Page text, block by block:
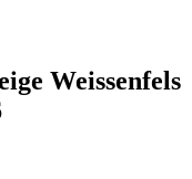
Weissenfels